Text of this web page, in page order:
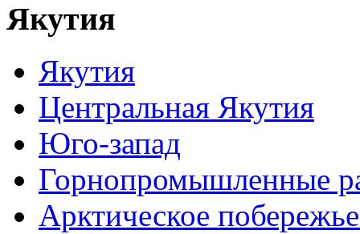
Якутия
Якутия
Центральная Якутия
Юго-запад
Горнопромышленные
Арктическое